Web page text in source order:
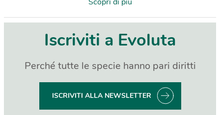
Iscriviti a Evoluta
Perché tutte le specie hanno pari diritti
ISCRIVITI ALLA NEWSLETTER